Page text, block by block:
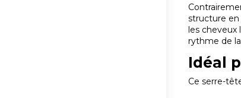
structure en
les
rythme de
Idéal
Ce serre-